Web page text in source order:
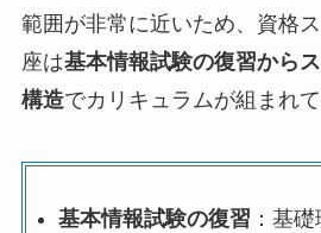
範囲が非常に近いため、資格
座は基本情報試験の復習から
構造でカリキュラムが組まれて
基本情報試験の復習 ：基